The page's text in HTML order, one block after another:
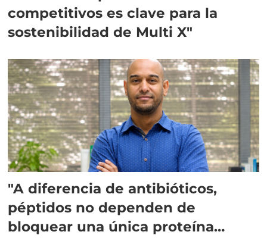
competitivos es clave para la
sostenibilidad de Multi X"
"A diferencia de antibióticos,
péptidos no dependen de
bloquear una única proteína